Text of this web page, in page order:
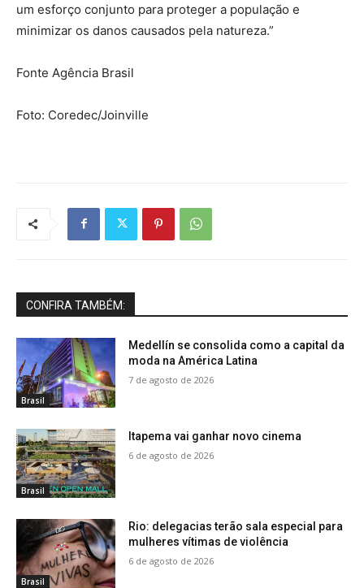
um esforço conjunto para proteger a população e
minimizar os danos causados pela natureza.”
Fonte Agência Brasil
Foto: Coredec/Joinville
CONFIRA TAMBÉM:
Brasil
Medellín se consolida como a capital da
moda na América Latina
7 de agosto de 2026
Brasil
Itapema vai ganhar novo cinema
6 de agosto de 2026
Brasil
Rio: delegacias terão sala especial para
mulheres vítimas de violência
6 de agosto de 2026